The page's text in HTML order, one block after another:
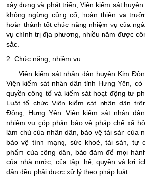
xây dựng và phát triển, Viện kiểm sát
không ngừng củng cố, hoàn thiện và
hoàn thành tốt chức năng nhiệm vụ của
vụ chính trị địa phương, nhiều năm được
sắc.
2. Chức năng, nhiệm vụ:
Viện kiểm sát nhân dân huyện Kim
Viện kiểm sát nhân dân tỉnh Hưng Yên,
quyền công tố và kiểm sát hoạt động tư
Luật tổ chức Viện kiểm sát nhân dân
Động, Hưng Yên. Viện kiểm sát nhân
nhiệm vụ góp phần bảo vệ pháp chế xã
làm chủ của nhân dân, bảo vệ tài sản của
bảo vệ tính mạng, sức khoẻ, tài sản, tự
phẩm của công dân, bảo đảm để mọi
của nhà nước, của tập thể, quyền và lợi
dân đều phải được xử lý theo pháp luật.